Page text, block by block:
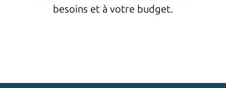
besoins et à votre budget.